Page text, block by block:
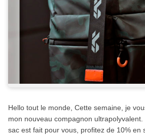
Hello tout le monde, Cette semaine, je
mon nouveau compagnon
sac est fait pour vous, profitez de 10% en